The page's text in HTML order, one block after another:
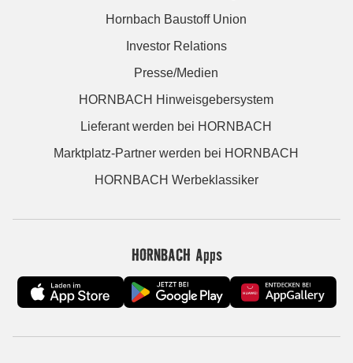
Hornbach Baustoff Union
Investor Relations
Presse/Medien
HORNBACH Hinweisgebersystem
Lieferant werden bei HORNBACH
Marktplatz-Partner werden bei HORNBACH
HORNBACH Werbeklassiker
HORNBACH Apps